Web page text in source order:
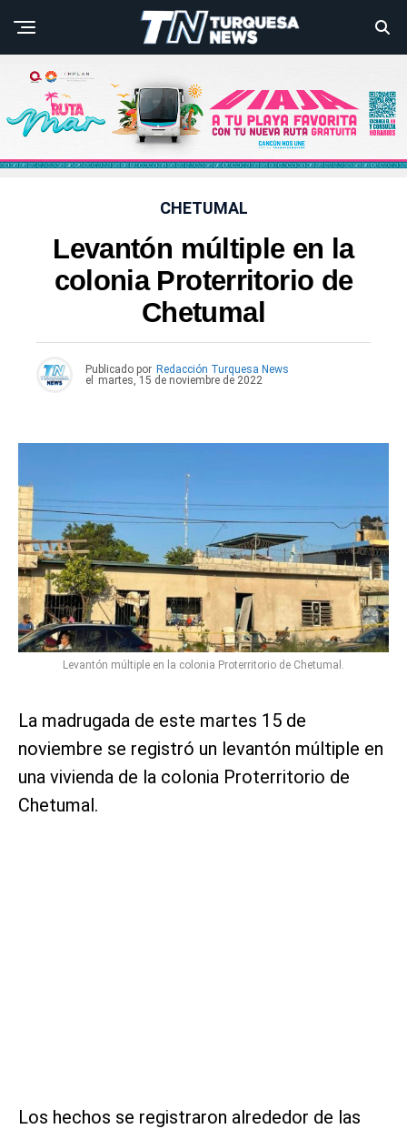
CHETUMAL
Levantón múltiple en la
colonia Proterritorio de
Chetumal
Publicado por Redacción Turquesa News
el
martes, 15 de noviembre de 2022
Levantón múltiple en la colonia Proterritorio de Chetumal.
La madrugada de este martes 15 de
noviembre se registró un levantón múltiple en
una vivienda de la colonia Proterritorio de
Chetumal.
Los hechos se registraron alrededor de las